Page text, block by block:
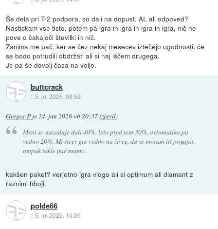
Še dela pri T-2 podpora, so dali na dopust, AI, ali odpoved?
Nastiskam vse tisto, potem pa igra in igra in igra in igra, nič ne
pove o čakajoči številki in nič.
Zanima me pač, ker se čez nekaj mesecev iztečejo ugodnosti, če
se bodo potrudili obdržati ali si naj iščem drugega.
Je pa še dovolj časa na voljo.
buttcrack
:: 5. jul 2026, 08:52
Gregor P je24. jun 2026 ob 20:37izjavil:
Meni so nazadnje dali 40%, leto pred tem 30%, avtomatika pa
vedno 20%. Mi sicer gre vedno na živce, da se moram iti pogajat,
ampak takle pač mamo.
kakšen paket? verjetno igra vlogo ali si optimum ali diamant z
raznimi hboji.
polde66
::5. jul 2026, 10:36